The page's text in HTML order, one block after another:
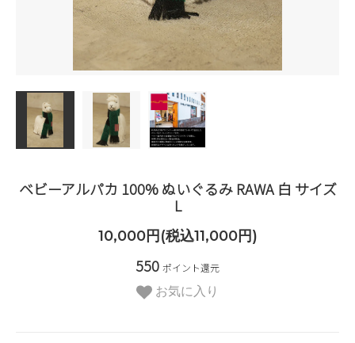
ベビーアルパカ 100% ぬいぐるみ RAWA 白 サイズ
L
10,000円(税込11,000円)
550 ポイント還元
お気に入り